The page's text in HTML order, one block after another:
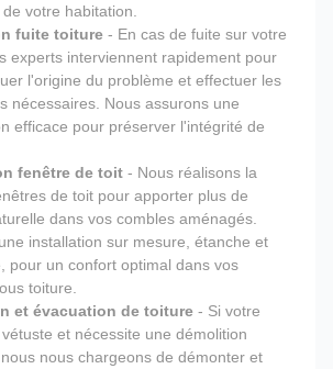
votre habitation.
fuite toiture - En cas de fuite sur votre
experts interviennent rapidement pour
l'origine du problème et effectuer les
nécessaires. Nous assurons une
efficace pour préserver l'intégrité de
fenêtre de toit - Nous réalisons la
de toit pour apporter plus de
dans vos combles aménagés.
installation sur mesure, étanche et
pour un confort optimal dans vos
toiture.
et évacuation de toiture - Si votre
et nécessite une démolition
nous chargeons de démonter et